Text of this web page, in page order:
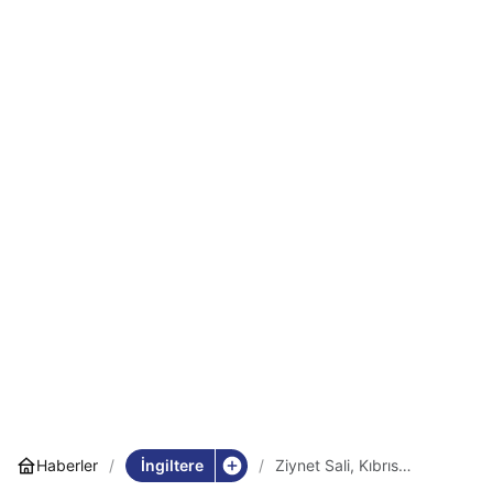
Haberler İngiltere
Ziynet Sali, Kıbrıs